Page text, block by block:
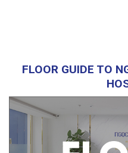
FLOOR GUIDE TO